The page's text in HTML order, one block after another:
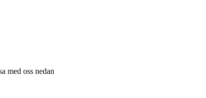
med oss nedan